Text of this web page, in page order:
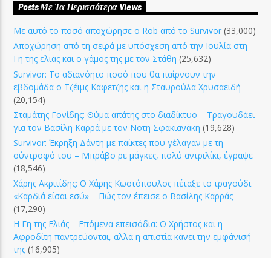
Posts Με Τα Περισσότερα Views
Με αυτό το ποσό αποχώρησε ο Rob από το Survivor (33,000)
Αποχώρηση από τη σειρά με υπόσχεση από την Ιουλία στη
Γη της ελιάς και ο γάμος της με τον Στάθη (25,632)
Survivor: Το αδιανόητο ποσό που θα παίρνουν την
εβδομάδα ο Τζέιμς Καφετζής και η Σταυρούλα Χρυσαειδή
(20,154)
Σταμάτης Γονίδης: Θύμα απάτης στο διαδίκτυο – Τραγουδάει
για τον Βασίλη Καρρά με τον Νοτη Σφακιανάκη (19,628)
Survivor: Έκρηξη Δάντη με παίκτες που γέλαγαν με τη
σύντροφό του – Μπράβο ρε μάγκες, πολύ αντριλίκι, έγραψε
(18,546)
Χάρης Ακριτίδης: Ο Χάρης Κωστόπουλος πέταξε το τραγούδι
«Καρδιά είσαι εσύ» – Πώς τον έπεισε ο Βασίλης Καρράς
(17,290)
Η Γη της Ελιάς – Επόμενα επεισόδια: Ο Χρήστος και η
Αφροδίτη παντρεύονται, αλλά η απιστία κάνει την εμφάνισή
της (16,905)